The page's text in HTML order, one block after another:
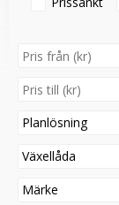
Planlösning
Växellåda
Märke